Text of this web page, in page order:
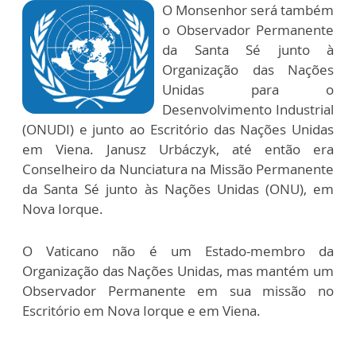
O Monsenhor será também
o Observador Permanente
da Santa Sé junto à
Organização das Nações
Unidas para o
Desenvolvimento Industrial
(ONUDI) e junto ao Escritório das Nações Unidas
em Viena. Janusz Urbáczyk, até então era
Conselheiro da Nunciatura na Missão Permanente
da Santa Sé junto às Nações Unidas (ONU), em
Nova Iorque.
O Vaticano não é um Estado-membro da
Organização das Nações Unidas, mas mantém um
Observador Permanente em sua missão no
Escritório em Nova Iorque e em Viena.